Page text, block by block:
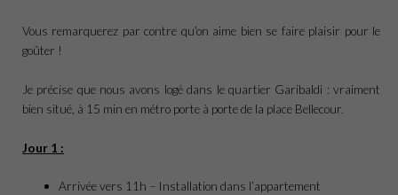
Vous remarquerez par contre qu’on aime bien se faire plaisir pour le
goûter !
Je précise que nous avons logé dans le quartier Garibaldi : vraiment
bien situé, à 15 min en métro porte à porte de la place Bellecour.
Jour 1 :
Arrivée vers 11h – Installation dans l’appartement